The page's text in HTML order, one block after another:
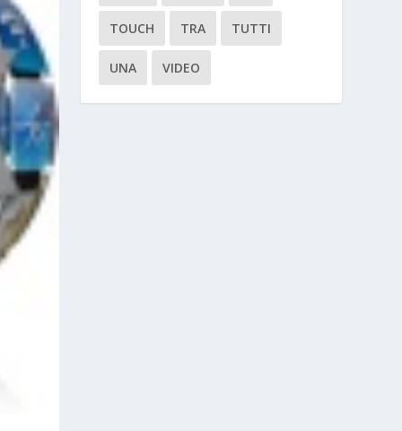
TOUCH TRA TUTTI
UNA VIDEO